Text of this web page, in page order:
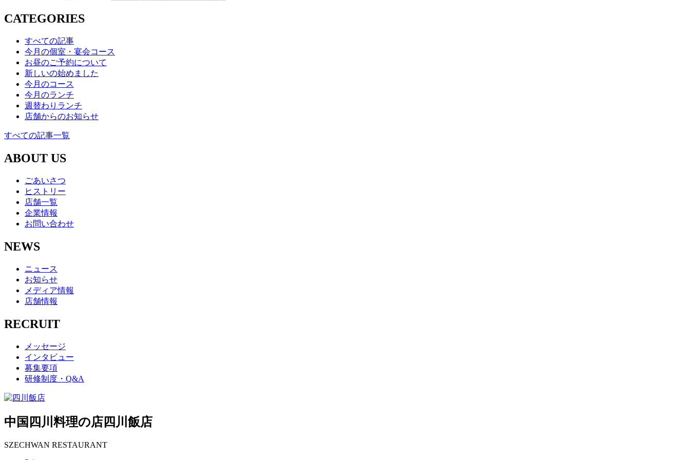
CATEGORIES
すべての記事
今月の個室・宴会コース
お昼のご予約について
新しいの始めました
今月のコース
今月のランチ
週替わりランチ
店舗からのお知らせ
すべての記事一覧
ABOUT US
ごあいさつ
ヒストリー
店舗一覧
企業情報
お問い合わせ
NEWS
ニュース
お知らせ
メディア情報
店舗情報
RECRUIT
メッセージ
インタビュー
募集要項
研修制度・Q&A
中国四川料理の店四川飯店
SZECHWAN RESTAURANT